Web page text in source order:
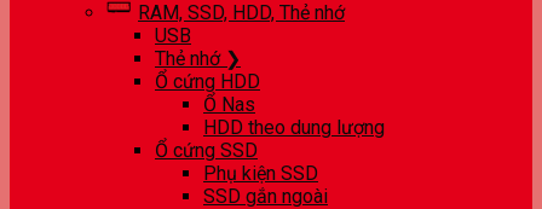
RAM, SSD, HDD, Thẻ nhớ
USB
Thẻ nhớ ❯
Ổ cứng HDD
Ổ Nas
HDD theo dung lượng
Ổ cứng SSD
Phụ kiện SSD
SSD gắn ngoài